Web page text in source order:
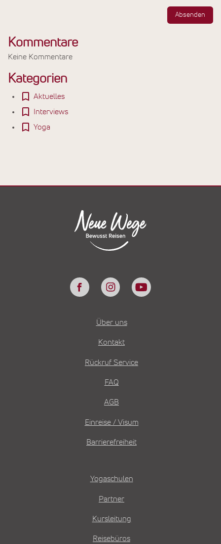
Absenden
Kommentare
Keine Kommentare
Kategorien
Aktuelles
Interviews
Yoga
Über uns
Kontakt
Rückruf Service
FAQ
AGB
Einreise / Visum
Barrierefreiheit
Yogaschulen
Partner
Kursleitung
Reisebüros